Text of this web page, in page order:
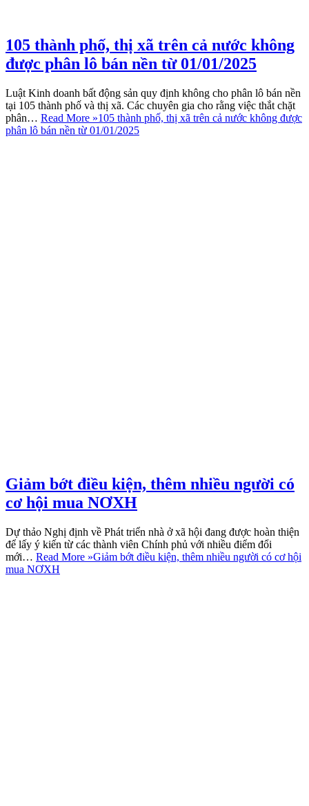
105 thành phố, thị xã trên cả nước không
được phân lô bán nền từ 01/01/2025
Luật Kinh doanh bất động sản quy định không cho phân lô bán nền
tại 105 thành phố và thị xã. Các chuyên gia cho rằng việc thắt chặt
phân… Read More »105 thành phố, thị xã trên cả nước không được
phân lô bán nền từ 01/01/2025
Giảm bớt điều kiện, thêm nhiều người có
cơ hội mua NƠXH
Dự thảo Nghị định về Phát triển nhà ở xã hội đang được hoàn thiện
để lấy ý kiến từ các thành viên Chính phủ với nhiều điểm đổi
mới… Read More »Giảm bớt điều kiện, thêm nhiều người có cơ hội
mua NƠXH